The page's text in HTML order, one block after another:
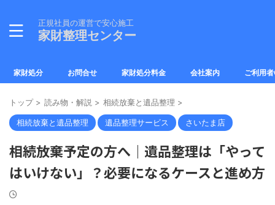
正規社員の運営で安心施工
家財整理センター
家財処分 お問合せ 家財処分料金 会社案内 ご利用
トップ > 読み物・解説 > 相続放棄と遺品整理 >
相続放棄と遺品整理 遺品整理サービス さいたま店
相続放棄予定の方へ｜遺品整理は「やって
はいけない」？必要になるケースと進め方